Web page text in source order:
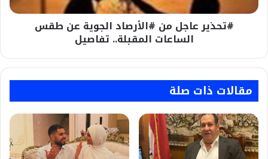
المقبلة..
#تحذير عاجل من #الأرصاد الجوية عن طقس
الساعات المقبلة.. تفاصيل
مقالات ذات صلة